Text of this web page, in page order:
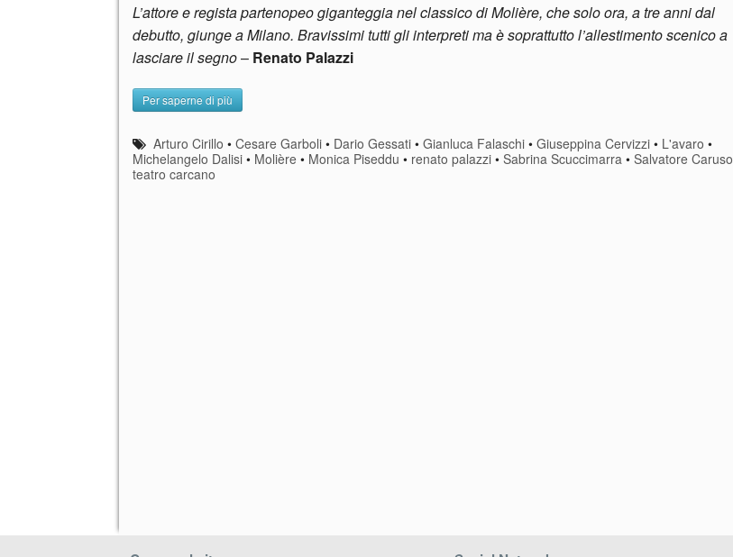
L’attore e regista partenopeo giganteggia nel classico di Molière, che solo ora, a tre anni dal
debutto, giunge a Milano. Bravissimi tutti gli interpreti ma è soprattutto l’allestimento scenico a
lasciare il segno– Renato Palazzi
Per saperne di più
Arturo Cirillo •Cesare Garboli • Dario Gessati •Gianluca Falaschi •Giuseppina Cervizzi • L'avaro •
Michelangelo Dalisi • Molière • Monica Piseddu • renato palazzi • Sabrina Scuccimarra • Salvatore Caruso
teatro carcano